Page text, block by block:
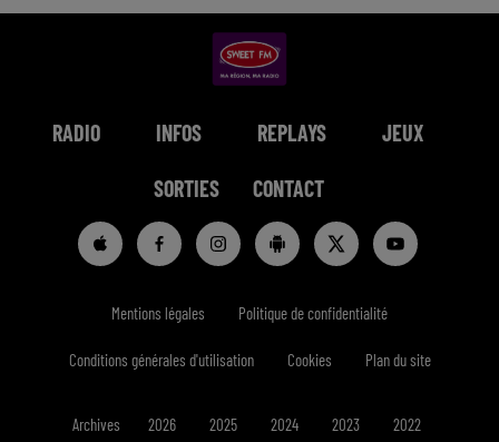
RADIO INFOS REPLAYS JEUX
SORTIES CONTACT
Mentions légales Politique de confidentialité
Conditions générales d'utilisation Cookies Plan du site
Archives 2026 2025 2024 2023 2022